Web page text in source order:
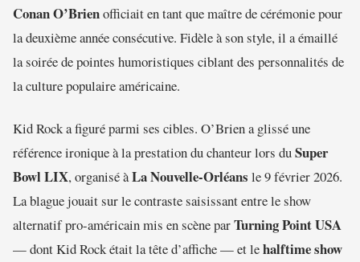
Conan O’Brienofficiait en tant que maître de cérémonie pour
la deuxième année consécutive. Fidèle à son style, il a émaillé
la soirée de pointes humoristiques ciblant des personnalités de
la culture populaire américaine.
Kid Rock a figuré parmi ses cibles. O’Brien a glissé une
référence ironique à la prestation du chanteur lors duSuper
Bowl LIX, organisé àLa Nouvelle-Orléans le 9 février 2026.
La blague jouait sur le contraste saisissant entre le show
alternatif pro-américain mis en scène parTurning Point USA
— dont Kid Rock était la tête d’affiche — et lehalftime show